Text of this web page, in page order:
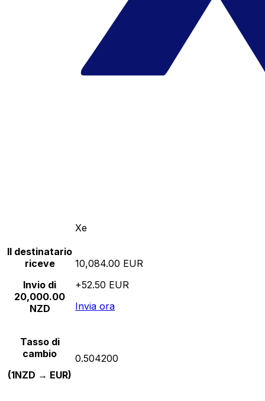
Xe
Il destinatario
riceve
Invio di
20,000.00
NZD
10,084.00 EUR
+52.50 EUR
Invia ora
Tasso di
cambio
(1NZD → EUR)
0.504200